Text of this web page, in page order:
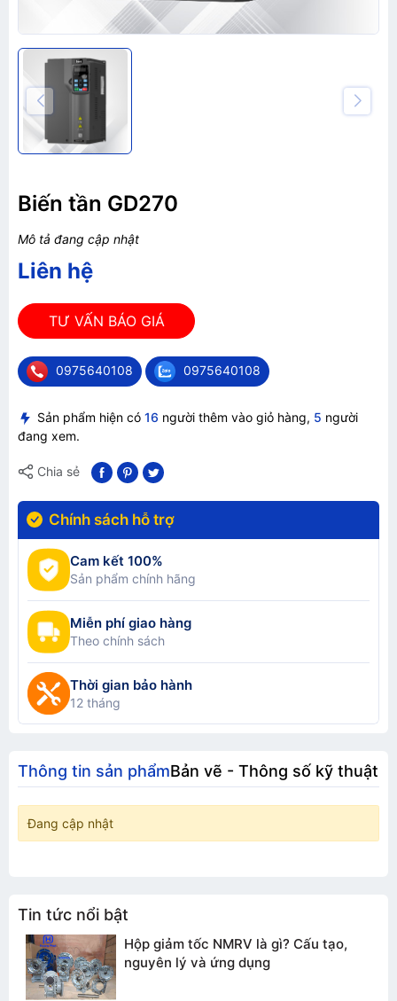
Biến tần GD270
Mô tả đang cập nhật
Liên hệ
TƯ VẤN BÁO GIÁ
0975640108 0975640108
Sản phẩm hiện có 16 người thêm vào giỏ hàng, 5 người
đang xem.
Chia sẻ
Chính sách hỗ trợ
Cam kết 100%
Sản phẩm chính hãng
Miễn phí giao hàng
Theo chính sách
Thời gian bảo hành
12 tháng
Thông tin sản phẩmBản vẽ - Thông số kỹ thuật
Đang cập nhật
Tin tức nổi bật
Hộp giảm tốc NMRV là gì? Cấu tạo,
nguyên lý và ứng dụng